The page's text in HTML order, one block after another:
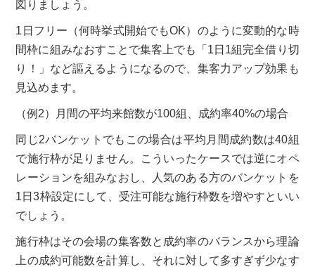
図りましょう。
1日フリー（何時挙式開始でもOK）のように変動的な時
間枠に組みなおすことで集客上でも「1日1組完全借り切
り！」など謳えるようになるので、集客力アップ効果も
見込めます。
（例2）月間の平均来館数が100組、成約率40%の場合
同じ2バンケットでもこの場合は平均月間成約数は40組
で施行枠が足りません。こういったケースでは逆にオペ
レーションを組みなおし、人気のある方のバンケットを
1日3枠設定にして、受注可能な施行枠数を増やすといい
でしょう。
施行枠はその会場の集客数と成約率のバランスから理論
上の成約可能数を計算し、それに対して多すぎず少なす